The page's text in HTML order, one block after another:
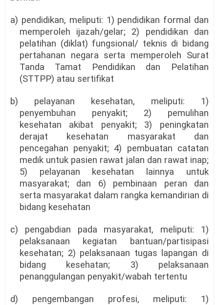
a) pendidikan, meliputi: 1) pendidikan formal dan
memperoleh ijazah/gelar; 2) pendidikan dan
pelatihan (diklat) fungsional/ teknis di bidang
pertahanan negara serta memperoleh Surat
Tanda Tamat Pendidikan dan Pelatihan
(STTPP) atau sertifikat
b) pelayanan kesehatan, meliputi: 1)
penyembuhan penyakit; 2) pemulihan
kesehatan akibat penyakit; 3) peningkatan
derajat kesehatan masyarakat dan
pencegahan penyakit; 4) pembuatan catatan
medik untuk pasien rawat jalan dan rawat inap;
5) pelayanan kesehatan lainnya untuk
masyarakat; dan 6) pembinaan peran dan
serta masyarakat dalam rangka kemandirian di
bidang kesehatan
c) pengabdian pada masyarakat, meliputi: 1)
pelaksanaan kegiatan bantuan/partisipasi
kesehatan; 2) pelaksanaan tugas lapangan di
bidang kesehatan; 3) pelaksanaan
penanggulangan penyakit/wabah tertentu
d) pengembangan profesi, meliputi: 1)